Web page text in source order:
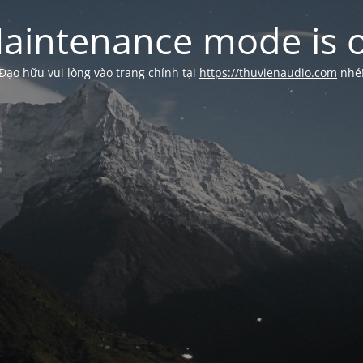
mode is
hữu vui lòng vào trang chính tại https://thuvienaudio.com